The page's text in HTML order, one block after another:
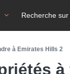
Recherche
à Emirates Hills 2